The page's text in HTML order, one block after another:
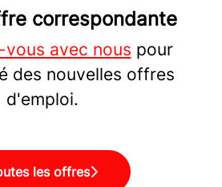
correspondante
vous avec nous pour
des nouvelles offres
d'emploi.
les offres